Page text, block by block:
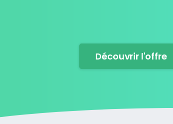
Découvrir l'offre